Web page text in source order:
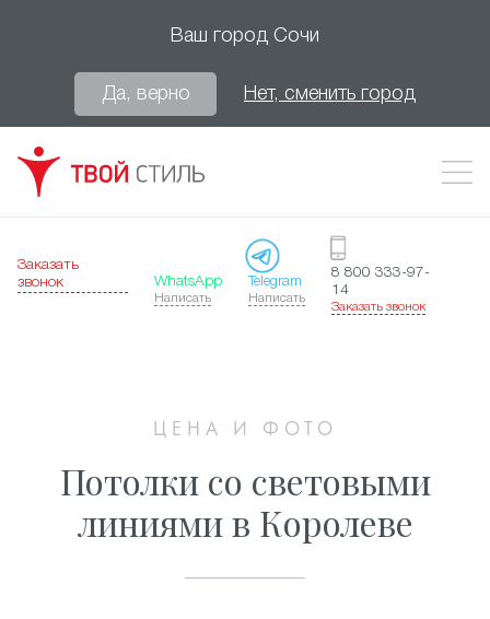
Ваш город Сочи
Да, верно Нет, сменить город
Заказать
звонок
WhatsApp
Написать
Telegram
Написать
8 800 333-97-
14
Заказать звонок
ЦЕНА И ФОТО
Потолки со световыми
линиями в Королеве